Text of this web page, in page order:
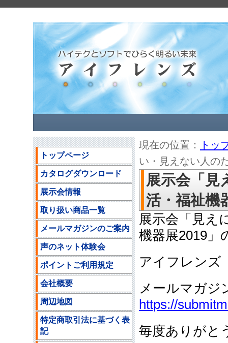
現在の位置：
トッ
い・見えない人の
展示会「見
活・福祉機
展示会「見え
機器展2019」
アイフレン
メールマガジ
https://
毎度ありがと
トップページ
カタログダウンロード
展示会情報
取り扱い商品一覧
メールマガジンのご案内
声のネット体験会
ポイントご利用規定
会社概要
周辺地図
特定商取引法に基づく表
記